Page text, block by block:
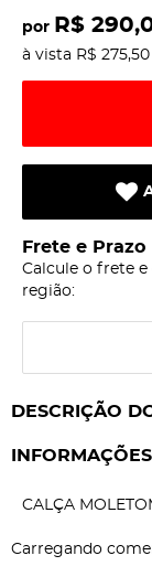
por R$
à vista R$ 275,50
Frete e Prazo
Calcule o frete
região:
DESCRIÇÃO
CALÇA
Carregando